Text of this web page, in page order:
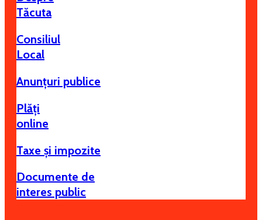
Tăcuta
Consiliul
Local
Anunțuri publice
Plăți
online
Taxe și impozite
Documente de
interes public